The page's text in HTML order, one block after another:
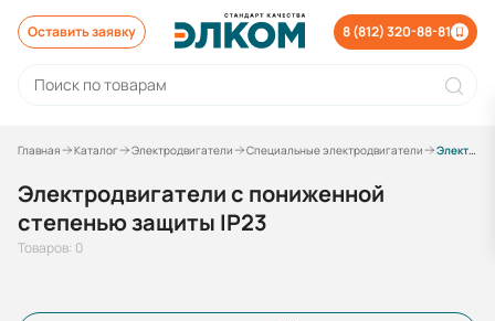
Оставить заявку 8 (812) 320-88-81
Главная Каталог Электродвигатели Специальные электродвигатели Электродвигатели с пониженной степенью защиты IP23
Электродвигатели с пониженной
степенью защиты IP23
Товаров: 0